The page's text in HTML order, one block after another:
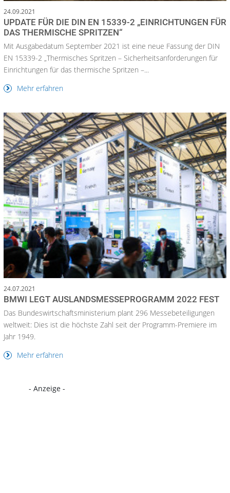
24.09.2021
UPDATE FÜR DIE DIN EN 15339-2 „EINRICHTUNGEN FÜR
DAS THERMISCHE SPRITZEN“
Mit Ausgabedatum September 2021 ist eine neue Fassung der DIN
EN 15339-2 „Thermisches Spritzen – Sicherheitsanforderungen für
Einrichtungen für das thermische Spritzen –...
Mehr erfahren
24.07.2021
BMWI LEGT AUSLANDSMESSEPROGRAMM 2022 FEST
Das Bundeswirtschaftsministerium plant 296 Messebeteiligungen
weltweit: Dies ist die höchste Zahl seit der Programm-Premiere im
Jahr 1949.
Mehr erfahren
- Anzeige -